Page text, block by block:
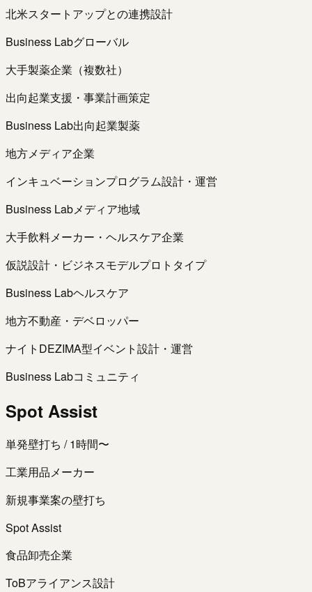
北米スタートアップとの連携設計
Business Labグローバル
大手製薬企業（複数社）
出向起業支援・事業計画策定
Business Lab出向起業製薬
地方メディア企業
インキュベーションプログラム設計・運営
Business Labメディア地域
大手飲料メーカー・ヘルスケア企業
仮説設計・ビジネスモデルプロトタイプ
Business Labヘルスケア
地方不動産・デベロッパー
ナイトDEZIMA型イベント設計・運営
Business Labコミュニティ
Spot Assist
単発壁打ち / 1時間〜
工業用品メーカー
新規事業案の壁打ち
Spot Assist
食品卸売企業
ToBアライアンス設計